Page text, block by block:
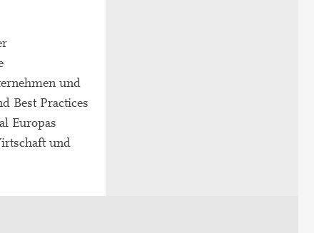
und
Best Practices
Europas
und